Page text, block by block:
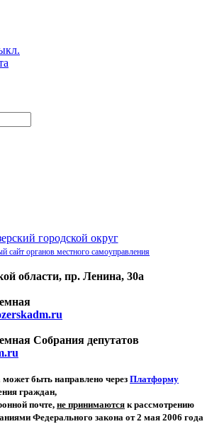
городской округ
сайт органов местного самоуправления
области, пр. Ленина, 30а
Собрания депутатов
быть направлено через Платформу
граждан,
почте, не принимаются к рассмотрению
Федерального закона от 2 мая 2006 года